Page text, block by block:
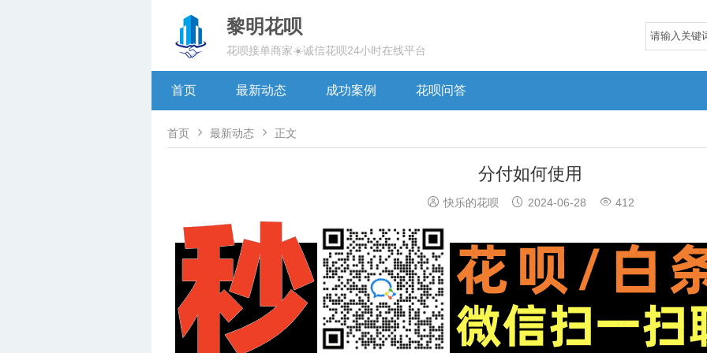
黎明花呗
花呗接单商家☀️诚信花呗24小时在线平台
首页 最新动态 成功案例 花呗问答
首页  最新动态  正文
分付如何使用
 快乐的花呗  2024-06-28  412